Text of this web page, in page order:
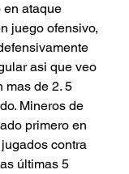
en ataque
juego ofensivo,
asi que veo
mas de 2. 5
Mineros de
primero en
contra
últimas 5